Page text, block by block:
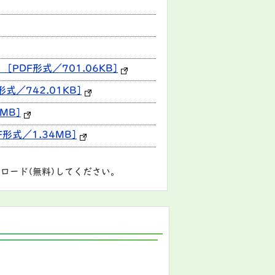
[PDF形式／701.06KB]
式／742.01KB]
形式／1.34MB]
ード(無料)してください。